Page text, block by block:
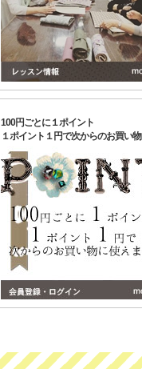
100円ごとに１ポイント
１ポイント１円で次からのお買い物